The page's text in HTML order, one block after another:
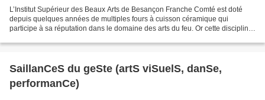
L’Institut Supérieur des Beaux Arts de Besançon Franche Comté est doté
depuis quelques années de multiples fours à cuisson céramique qui
participe à sa réputation dans le domaine des arts du feu. Or cette discipline
SaillanCeS du geSte (artS viSuelS, danSe,
performanCe)